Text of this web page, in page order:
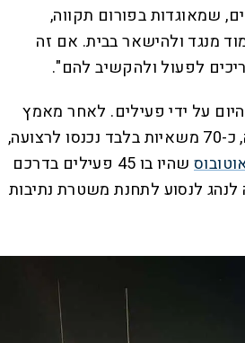
שמאוגדות בפורום תקווה,
מנגד ולהישאר בבית. אם זה
לפעול ולהקשיב להם".
על ידי פעילים. לאחר מאמץ
מצד המשטרה למנוע את פעילות החסימה, כ-70 משאיות בלבד נכנסו לרצועה,
שהיו בו 45 פעילים בדרכם
לנסוע לתחנת משטרת נתיבות